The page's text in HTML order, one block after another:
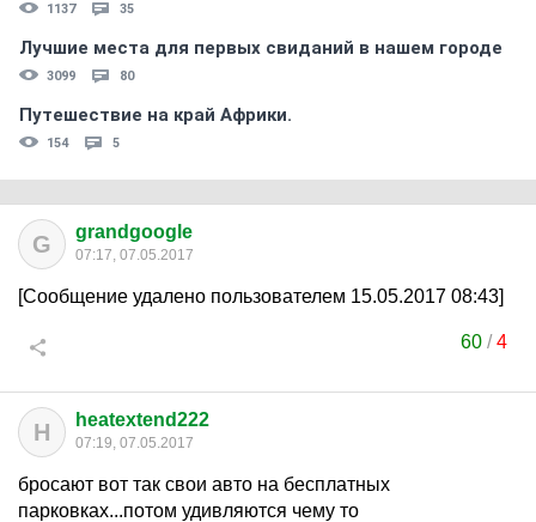
1137 35
Лучшие места для первых свиданий в нашем городе
3099 80
Путешествие на край Африки.
154 5
G grandgoogle
07:17, 07.05.2017
[Сообщение удалено пользователем 15.05.2017 08:43]
60 /4
H heatextend222
07:19, 07.05.2017
бросают вот так свои авто на бесплатных
парковках...потом удивляются чему то